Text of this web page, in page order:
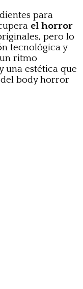
para
el horror
pero lo
tecnológica y
ritmo
una estética que
body horror